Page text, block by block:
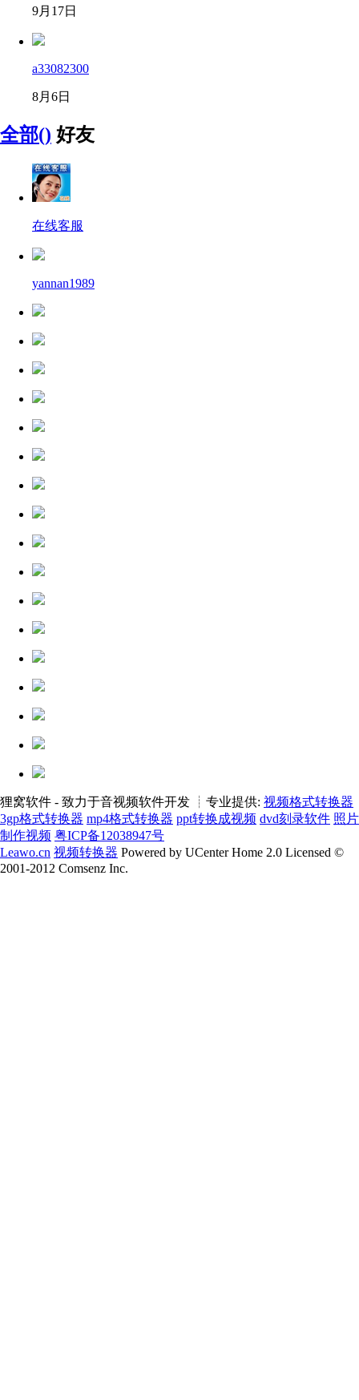
9月17日
a33082300
8月6日
全部() 好友
在线客服
yannan1989
狸窝软件 - 致力于音视频软件开发 ┊专业提供: 视频格式转换器
3gp格式转换器 mp4格式转换器 ppt转换成视频 dvd刻录软件 照片
制作视频 粤ICP备12038947号
Leawo.cn 视频转换器 Powered by UCenter Home 2.0 Licensed ©
2001-2012 Comsenz Inc.